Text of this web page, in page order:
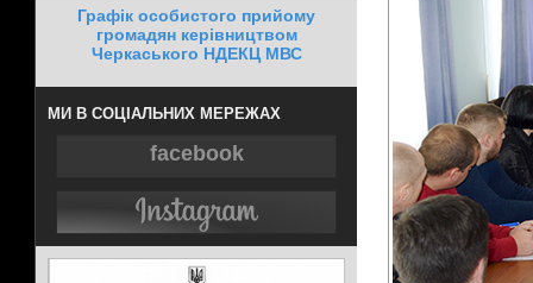
Графік особистого прийому
громадян керівництвом
Черкаського НДЕКЦ МВС
МИ В СОЦІАЛЬНИХ МЕРЕЖАХ
facebook